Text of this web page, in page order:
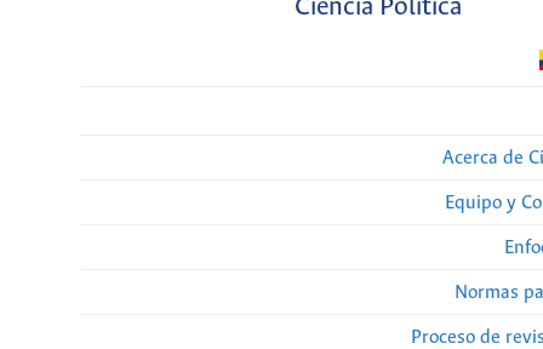
Ciencia Política
Acerca de
Equipo y
Normas
Proceso de